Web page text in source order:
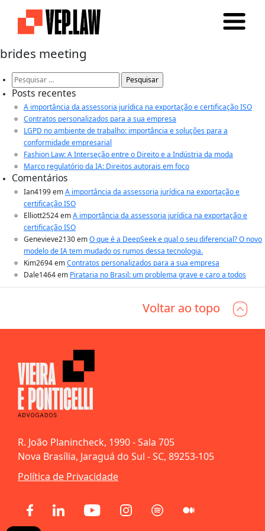
brides meeting
Pesquisar
por:
Posts recentes
A importância da assessoria jurídica na exportação e certificação ISO
Contratos personalizados para a sua empresa
LGPD no ambiente de trabalho: importância e soluções para a
conformidade empresarial
Fashion Law: A Interseção entre o Direito e a Indústria da moda
Marco regulatório da IA: Direitos autorais em foco
Comentários
Ian4199emA importância da assessoria jurídica na exportação e
certificação ISO
Elliott2524emA importância da assessoria jurídica na exportação e
certificação ISO
Genevieve2130emO que é a DeepSeek e qual o seu diferencial? O novo
modelo de IA tem mudado os rumos dessa tecnologia.
Kim2694emContratos personalizados para a sua empresa
Dale1464em Pirataria no Brasil: um problema grave e caro a todos
Voltar ao topo
R. João Planincheck, 1990 - Sala 705
Nova Brasília, Jaraguá do Sul - SC, 89253-105
Política de Privacidade